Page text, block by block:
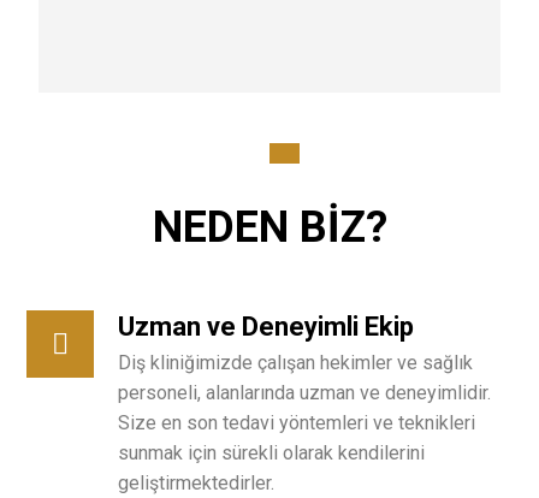
NEDEN BİZ?
Uzman ve Deneyimli Ekip
Diş kliniğimizde çalışan hekimler ve sağlık
personeli, alanlarında uzman ve deneyimlidir.
Size en son tedavi yöntemleri ve teknikleri
sunmak için sürekli olarak kendilerini
geliştirmektedirler.